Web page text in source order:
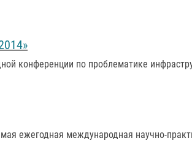
конференции по проблематике
ежегодная международная научно-